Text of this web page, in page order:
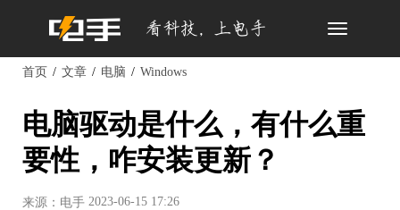
Toggle
首页 文章 电脑 Windows
电脑驱动是什么，有什么重
要性，咋安装更新？
来源：电手 2023-06-15 17:26